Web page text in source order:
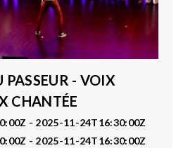
PASSEUR - VOIX
CHANTÉE
- 2025-11-24T16:30:00Z
- 2025-11-24T16:30:00Z